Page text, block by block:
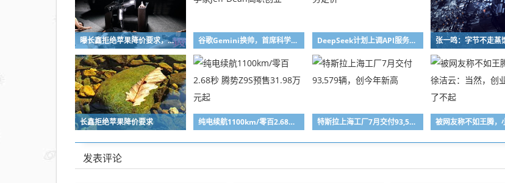
曝长鑫拒绝苹果降价要求，报价不低于三星、SK海力士 谷歌Gemini换帅，首席科学家Jeff Dean离职创业 DeepSeek计划上调API服务定价
长鑫拒绝苹果降价要求 纯电续航1100km/零百2.68秒 腾势Z9S预售31.98万元起 特斯拉上海工厂7月交付93,579辆，创今年新高
发表评论